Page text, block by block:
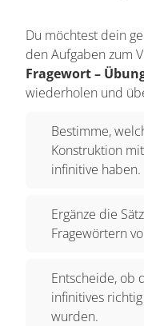
Du möchtest dein
den Aufgaben zum
Fragewort –
wiederholen und
Bestimme,
Konstruktion
infinitive haben.
Ergänze die
Fragewörtern
Entscheide, ob
infinitives
wurden.